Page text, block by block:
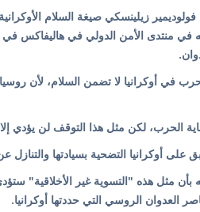
زيلينسكي صيغة السلام
في أوكرانيا لا تضمن السلام، لأن
الحرب، لكن مثل هذا التوقف لن يؤدي
أوكرانيا التضحية بسيادتها والتنازل
مثل هذه "التسوية غير الأخلاقية"
العدوان الروسي التي حددتها أوكرانيا.